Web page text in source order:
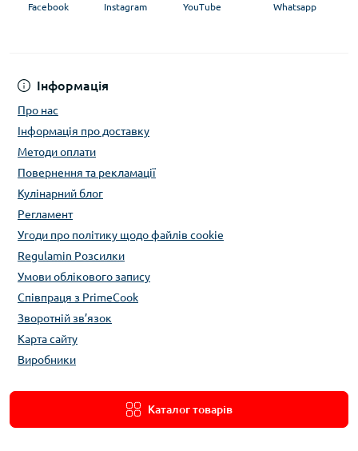
Інформація
Про нас
Інформація про доставку
Методи оплати
Повернення та рекламації
Кулінарний блог
Регламент
Угоди про політику щодо файлів cookie
Regulamin Розсилки
Умови облікового запису
Співпраця з PrimeCook
Зворотній зв’язок
Карта сайту
Виробники
Каталог товарів
Facebook Instagram YouTube Whatsapp